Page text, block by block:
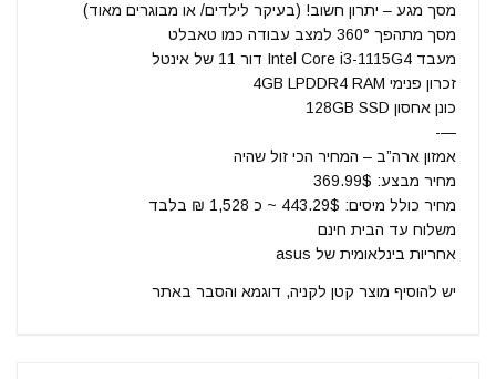
מסך מגע – יתרון חשוב! (בעיקר לילדים/ או מבוגרים מאוד)
מסך מתהפך 360° למצב עבודה כמו טאבלט
מעבד Intel Core i3-1115G4 דור 11 של אינטל
זכרון פנימי 4GB LPDDR4 RAM
כונן אחסון 128GB SSD
—-
אמזון ארה”ב – המחיר הכי זול שהיה
מחיר מבצע: 369.99$
מחיר כולל מיסים: 443.29$ ~ כ 1,528 ₪ בלבד
משלוח עד הבית חינם
אחריות בינלאומית של asus
יש להוסיף מוצר קטן לקניה, דוגמא והסבר באתר